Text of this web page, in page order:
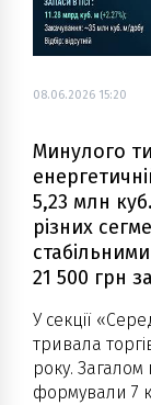
08.06.2026 15:20
Минулого
5,23 млн
різних
21 500 грн
У секції
тривала
року.
формували 7